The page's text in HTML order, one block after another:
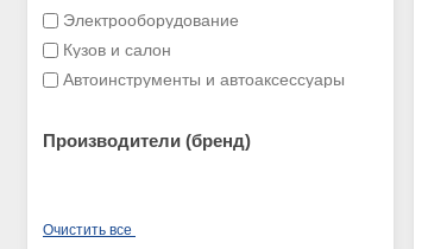
Электрооборудование
Кузов и салон
Автоинструменты и автоаксессуары
Производители (бренд)